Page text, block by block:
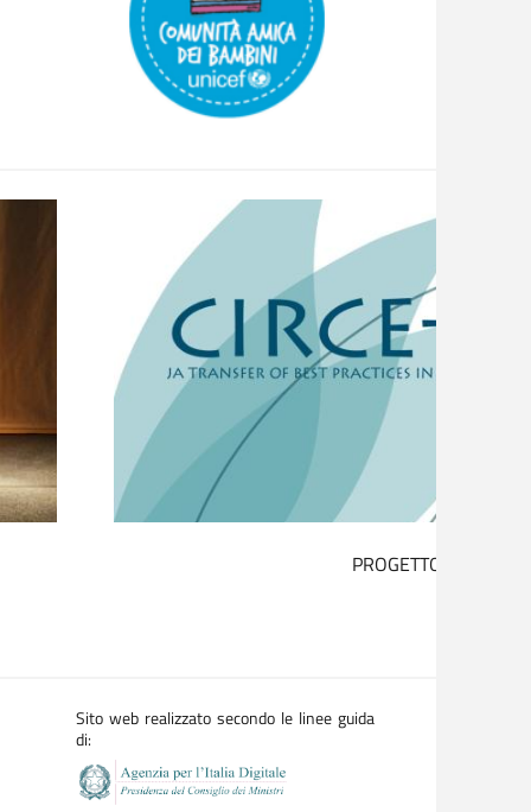
IL DISTURBO DA GIOCO D’AZZARDO NON È
Sito web realizzato secondo le linee guida
di: